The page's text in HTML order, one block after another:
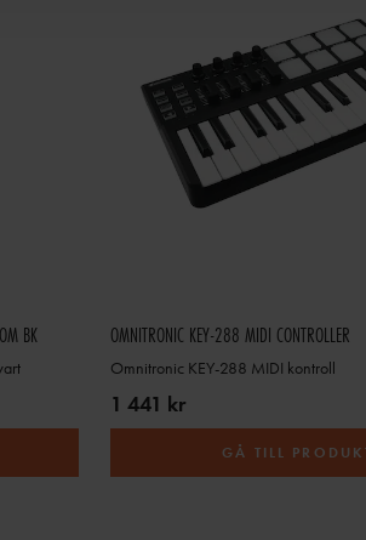
BK OMNITRONIC KEY-288 MIDI CONTROLLER
Omnitronic KEY-288 MIDI kontroll
1 441 kr
GÅ TILL